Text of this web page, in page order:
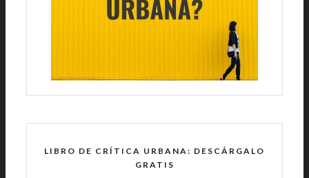
LIBRO DE CRÍTICA URBANA: DESCÁRGALO
GRATIS